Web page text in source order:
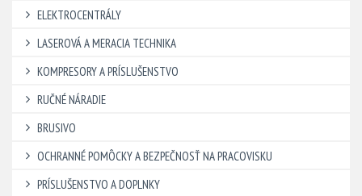
ELEKTROCENTRÁLY
LASEROVÁ A MERACIA TECHNIKA
KOMPRESORY A PRÍSLUŠENSTVO
RUČNÉ NÁRADIE
BRUSIVO
OCHRANNÉ POMÔCKY A BEZPEČNOSŤ NA PRACOVISKU
PRÍSLUŠENSTVO A DOPLNKY